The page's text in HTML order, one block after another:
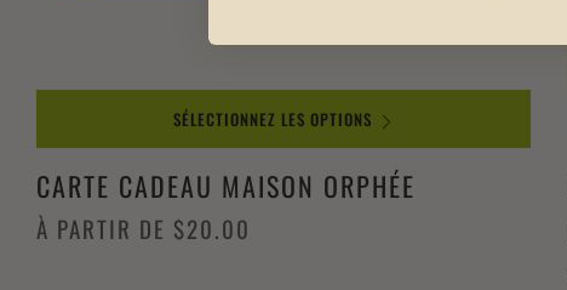
SÉLECTIONNEZ LES OPTIONS
CARTE CADEAU MAISON ORPHÉE
À PARTIR DE $20.00